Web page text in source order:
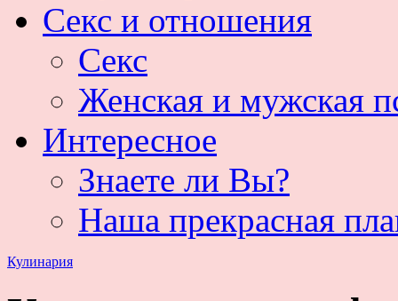
Секс и отношения
Секс
Женская и мужская
Интересное
Знаете ли Вы?
Наша прекрасная
Кулинария